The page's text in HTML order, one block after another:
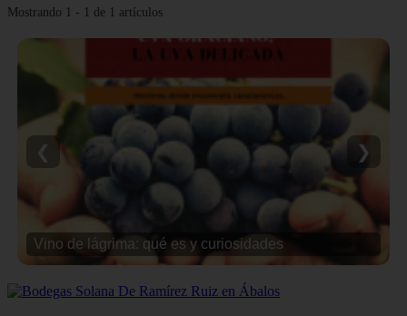
Mostrando 1 - 1 de 1 artículos
Vino de lágrima: qué es y curiosidades
❮ ❯